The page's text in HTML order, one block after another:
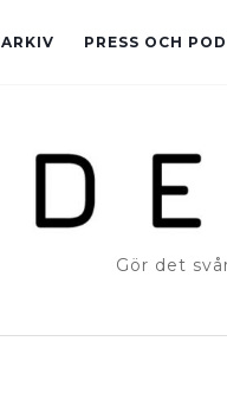
ARKIV PRESS OCH
Gör det